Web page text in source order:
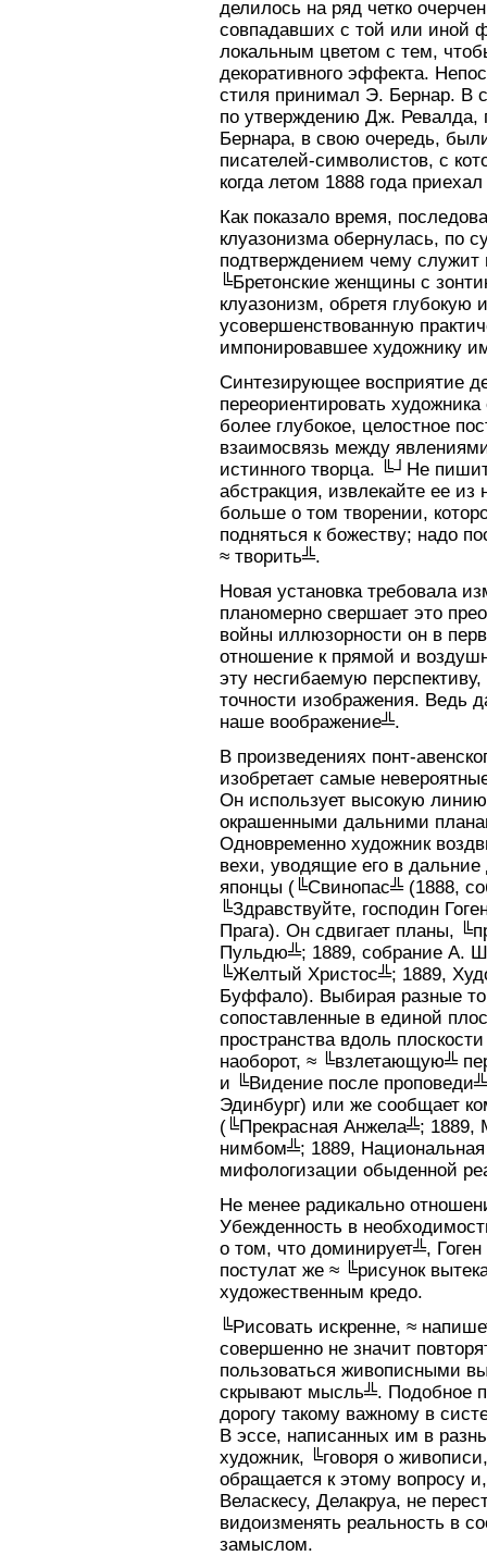
делилось на ряд четко
совпадавших с той или иной
локальным цветом с тем,
декоративного эффекта.
стиля принимал Э. Бернар. В
по утверждению Дж. Ревалда,
Бернара, в свою очередь,
писателей-символистов, с
когда летом 1888 года
Как показало время,
клуазонизма обернулась, по
подтверждением чему служит
╚Бретонские женщины с
клуазонизм, обретя
усовершенствованную
импонировавшее художнику
Синтезирующее восприятие
переориентировать
более глубокое, целостное
взаимосвязь между
истинного творца. ╚┘Не
абстракция, извлекайте ее
больше о том творении,
подняться к божеству; надо
≈ творить╩.
Новая установка требовала
планомерно свершает это
войны иллюзорности он в
отношение к прямой и
эту несгибаемую
точности изображения. Ведь
наше воображение╩.
В произведениях понт-
изобретает самые
Он использует высокую линию
окрашенными дальними
Одновременно художник
вехи, уводящие его в
японцы (╚Свинопас╩ (1888,
╚Здравствуйте, господин
Прага). Он сдвигает планы,
Пульдю╩; 1889, собрание А.
╚Желтый Христос╩; 1889,
Буффало). Выбирая разные
сопоставленные в единой
пространства вдоль
наоборот, ≈ ╚взлетающую╩
и ╚Видение после
Эдинбург) или же сообщает
(╚Прекрасная Анжела╩; 1889,
нимбом╩; 1889,
мифологизации обыденной
Не менее радикально
Убежденность в
о том, что доминирует╩, Гоген
постулат же ≈ ╚рисунок
художественным кредо.
╚Рисовать искренне, ≈
совершенно не значит
пользоваться живописными
скрывают мысль╩. Подобное
дорогу такому важному в
В эссе, написанных им в
художник, ╚говоря о
обращается к этому вопросу
Веласкесу, Делакруа, не
видоизменять реальность в
замыслом.